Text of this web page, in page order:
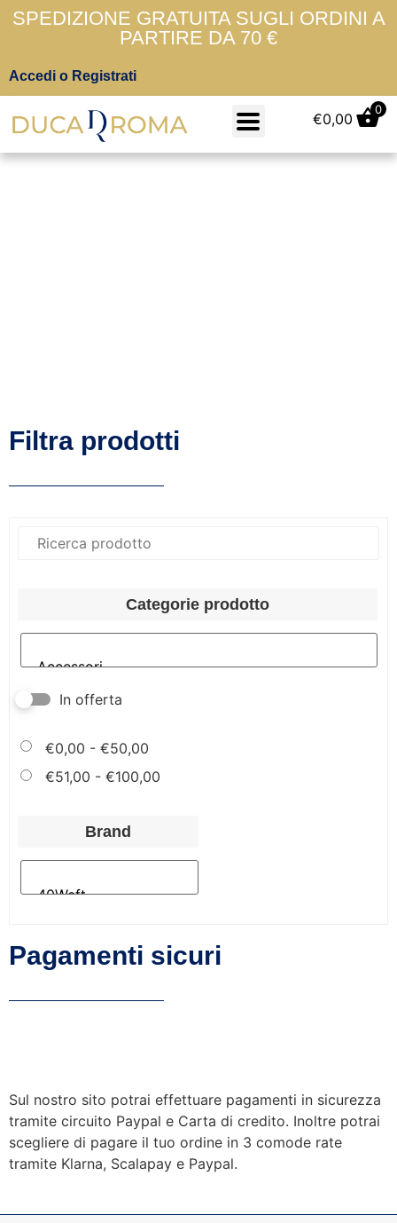
SPEDIZIONE GRATUITA SUGLI ORDINI A
PARTIRE DA 70 €
Accedi o Registrati
€0,00
0
Filtra prodotti
Categorie prodotto
In offerta
€0,00 - €50,00
€51,00 - €100,00
Brand
Pagamenti sicuri
Sul nostro sito potrai effettuare pagamenti in sicurezza
tramite circuito Paypal e Carta di credito. Inoltre potrai
scegliere di pagare il tuo ordine in 3 comode rate
tramite Klarna, Scalapay e Paypal.